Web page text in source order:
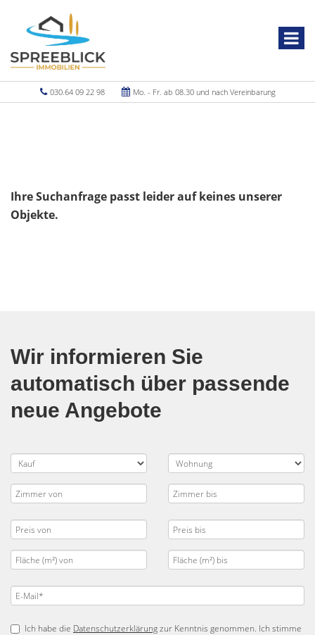
030.64 09 22 98 Mo. - Fr. ab 08.30 und nach Vereinbarung
Ihre Suchanfrage passt leider auf keines unserer
Objekte.
Wir informieren Sie
automatisch über passende
neue Angebote
Ich habe die Datenschutzerklärungzur Kenntnis genommen. Ich stimme